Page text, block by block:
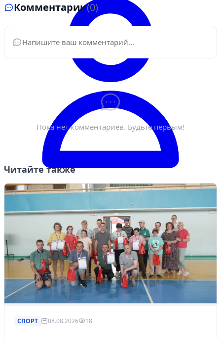
Войти
Комментарии(0)
Ваше имя*
Электронная почта
Пока нет комментариев. Будьте первым!
Читайте также
СПОРТ 08.08.2026 18